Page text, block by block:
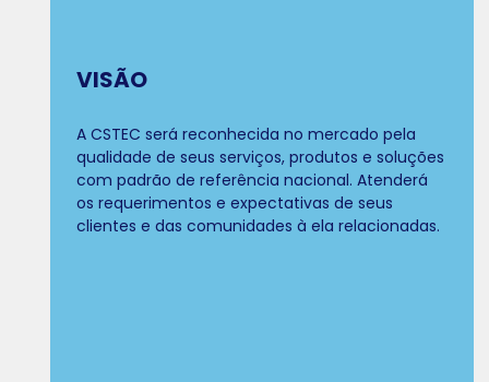
VISÃO
A CSTEC será reconhecida no mercado pela
qualidade de seus serviços, produtos e soluções
com padrão de referência nacional. Atenderá
os requerimentos e expectativas de seus
clientes e das comunidades à ela relacionadas.